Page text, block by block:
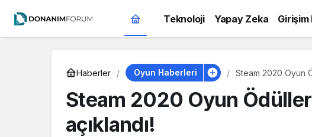
Teknoloji Yapay Zeka
Haberler Oyun Haberleri Steam 2020 Oyun
Steam 2020 Oyun
açıklandı!